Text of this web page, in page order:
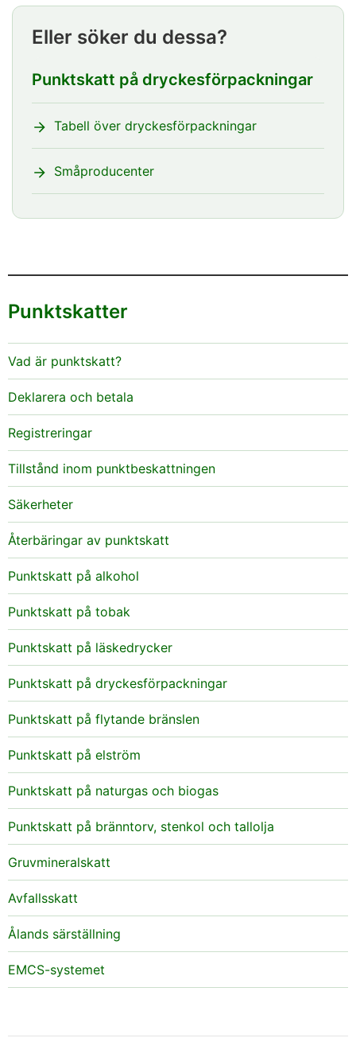
Eller söker du dessa?
Punktskatt på dryckesförpackningar
Tabell över dryckesförpackningar
Småproducenter
Punktskatter
Vad är punktskatt?
Deklarera och betala
Registreringar
Tillstånd inom punktbeskattningen
Säkerheter
Återbäringar av punktskatt
Punktskatt på alkohol
Punktskatt på tobak
Punktskatt på läskedrycker
Punktskatt på dryckesförpackningar
Punktskatt på flytande bränslen
Punktskatt på elström
Punktskatt på naturgas och biogas
Punktskatt på bränntorv, stenkol och tallolja
Gruvmineralskatt
Avfallsskatt
Ålands särställning
EMCS-systemet